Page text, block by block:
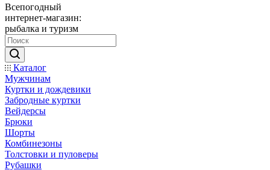
Всепогодный
интернет-магазин:
рыбалка и туризм
Каталог
Мужчинам
Куртки и дождевики
Забродные куртки
Вейдерсы
Брюки
Шорты
Комбинезоны
Толстовки и пуловеры
Рубашки